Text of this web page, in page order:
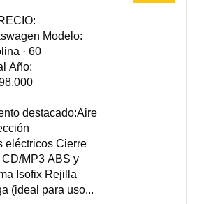
Modelo:
· 60
Año:
destacado:Aire
eléctricos Cierre
MP3 ABS y
Isofix Rejilla
(ideal para uso...